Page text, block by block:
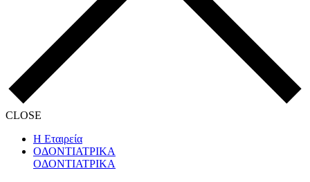
CLOSE
Η Εταιρεία
ΟΔΟΝΤΙΑΤΡΙΚΑ
ΟΔΟΝΤΙΑΤΡΙΚΑ